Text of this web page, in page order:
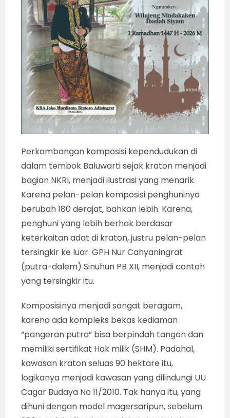
Perkambangan komposisi kependudukan di
dalam tembok Baluwarti sejak kraton menjadi
bagian NKRI, menjadi ilustrasi yang menarik.
Karena pelan-pelan komposisi penghuninya
berubah 180 derajat, bahkan lebih. Karena,
penghuni yang lebih berhak berdasar
keterkaitan adat di kraton, justru pelan-pelan
tersingkir ke luar. GPH Nur Cahyaningrat
(putra-dalem) Sinuhun PB XII, menjadi contoh
yang tersingkir itu.
Komposisinya menjadi sangat beragam,
karena ada kompleks bekas kediaman
“pangeran putra” bisa berpindah tangan dan
memiliki sertifikat Hak milik (SHM). Padahal,
kawasan kraton seluas 90 hektare itu,
logikanya menjadi kawasan yang dilindungi UU
Cagar Budaya No 11/2010. Tak hanya itu, yang
dihuni dengan model magersaripun, sebelum